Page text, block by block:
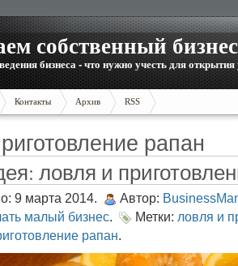
собственный бизнес
бизнеса - что нужно учесть для открытия
Контакты Архив RSS
рапан
ловля и
9 марта 2014. Автор:
малый бизнес. Метки: ловля и
рапан.